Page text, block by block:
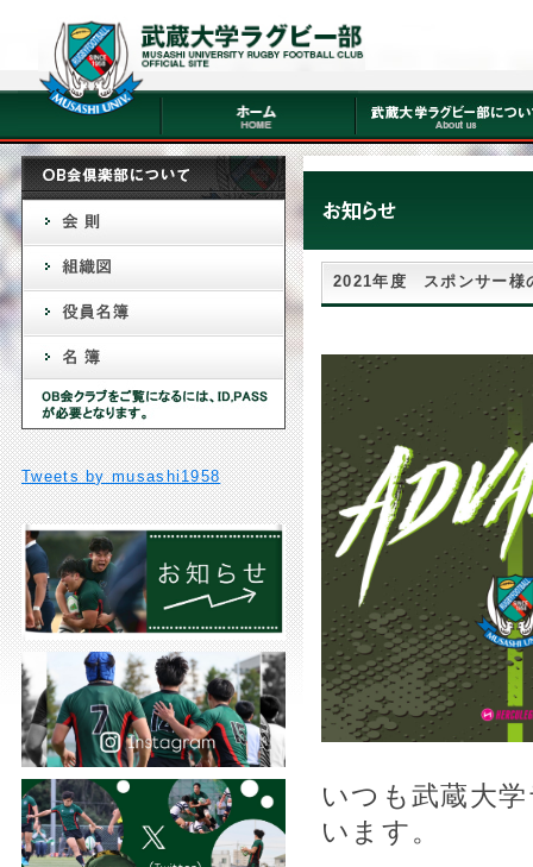
2021年度 スポンサー様
いつも武蔵大
います。
Tweets by musashi1958